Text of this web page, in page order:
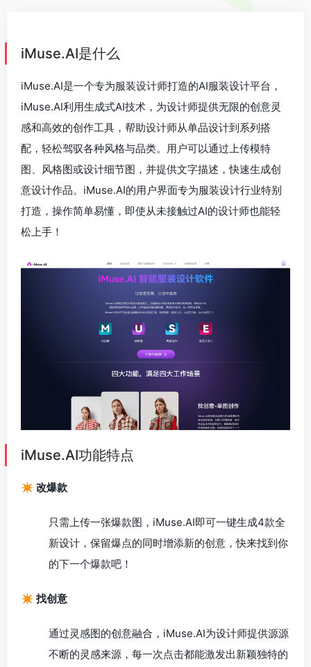
iMuse.AI是什么
iMuse.AI是一个专为服装设计师打造的AI服装设计平台，
iMuse.AI利用生成式AI技术，为设计师提供无限的创意灵
感和高效的创作工具，帮助设计师从单品设计到系列搭
配，轻松驾驭各种风格与品类。用户可以通过上传模特
图、风格图或设计细节图，并提供文字描述，快速生成创
意设计作品。iMuse.AI的用户界面专为服装设计行业特别
打造，操作简单易懂，即使从未接触过AI的设计师也能轻
松上手！
iMuse.AI功能特点
✴️ 改爆款
只需上传一张爆款图，iMuse.AI即可一键生成4款全
新设计，保留爆点的同时增添新的创意，快来找到你
的下一个爆款吧！
✴️ 找创意
通过灵感图的创意融合，iMuse.AI为设计师提供源源
不断的灵感来源，每一次点击都能激发出新颖独特的